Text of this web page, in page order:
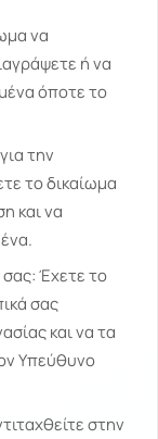
να
ή να
όποτε το
την
το δικαίωμα
και να
Έχετε το
σας
και να τα
Υπεύθυνο
στην